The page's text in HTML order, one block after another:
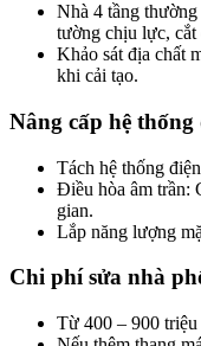
Nhà 4 tầng
tường chịu lực, cắt
Khảo sát địa chất
khi cải tạo.
Nâng cấp hệ
Tách hệ thống
Điều hòa âm trần:
gian.
Lắp năng lượng
Chi phí sửa nhà
Từ 400 – 900